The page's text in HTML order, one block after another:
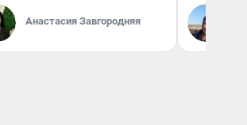
Анастасия Завгородняя